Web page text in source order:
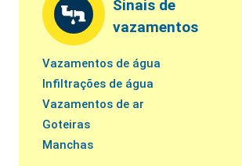
Sinais de
vazamentos
Vazamentos de água
Infiltrações de água
Vazamentos de ar
Goteiras
Manchas